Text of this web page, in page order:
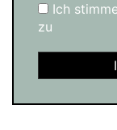
Ich
zu